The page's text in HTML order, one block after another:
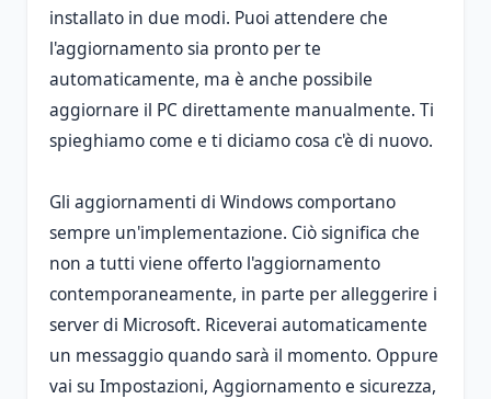
installato in due modi. Puoi attendere che
l'aggiornamento sia pronto per te
automaticamente, ma è anche possibile
aggiornare il PC direttamente manualmente. Ti
spieghiamo come e ti diciamo cosa c'è di nuovo.
Gli aggiornamenti di Windows comportano
sempre un'implementazione. Ciò significa che
non a tutti viene offerto l'aggiornamento
contemporaneamente, in parte per alleggerire i
server di Microsoft. Riceverai automaticamente
un messaggio quando sarà il momento. Oppure
vai su Impostazioni, Aggiornamento e sicurezza,